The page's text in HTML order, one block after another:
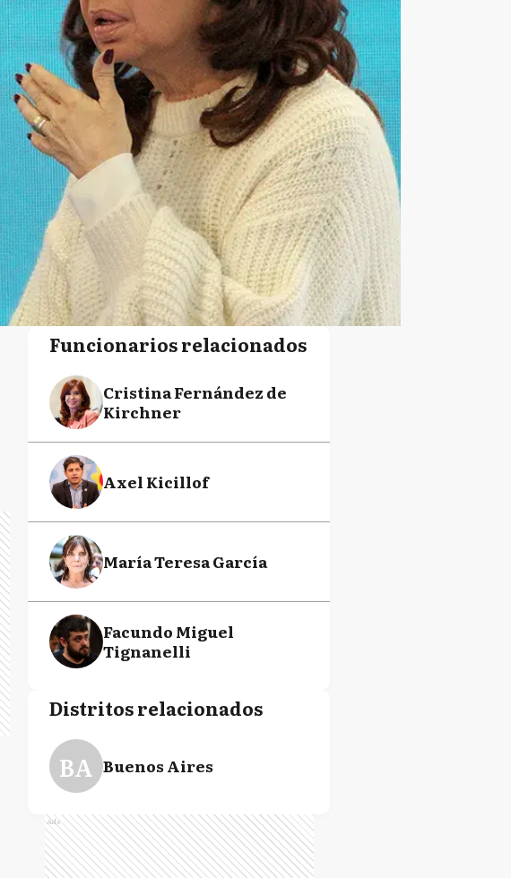
Funcionarios relacionados
Cristina Fernández de
Kirchner
Axel Kicillof
María Teresa García
Facundo Miguel
Tignanelli
Distritos relacionados
BA Buenos Aires
Ads